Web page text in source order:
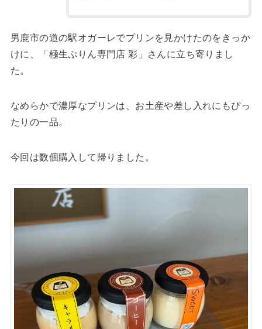
男鹿市の道の駅オガーレでプリンを見かけたのをきっか
けに、「極生ぷりん専門店 彩」さんに立ち寄りまし
た。
なめらかで濃厚なプリンは、お土産や差し入れにもぴっ
たりの一品。
今回は数個購入して帰りました。